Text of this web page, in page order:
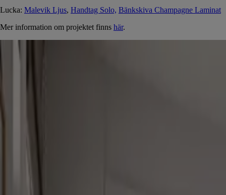
Lucka: Malevik Ljus, Handtag Solo, Bänkskiva Champagne Laminat
Mer information om projektet finns här.